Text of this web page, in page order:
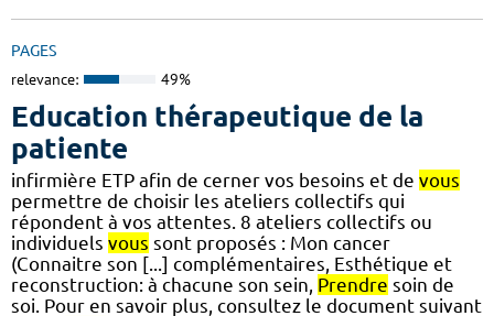
PAGES
relevance: 49%
Education thérapeutique de la
patiente
infirmière ETP afin de cerner vos besoins et de vous
permettre de choisir les ateliers collectifs qui
répondent à vos attentes. 8 ateliers collectifs ou
individuels vous sont proposés : Mon cancer
(Connaitre son [...] complémentaires, Esthétique et
reconstruction: à chacune son sein, Prendre soin de
soi. Pour en savoir plus, consultez le document suivant